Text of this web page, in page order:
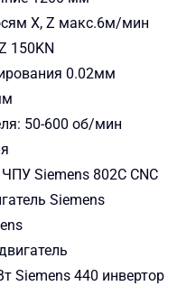
X, Z макс.6м/мин
150KN
0.02мм
50-600 об/мин
Siemens 802C CNC
Siemens
Siemens 440 инвертор